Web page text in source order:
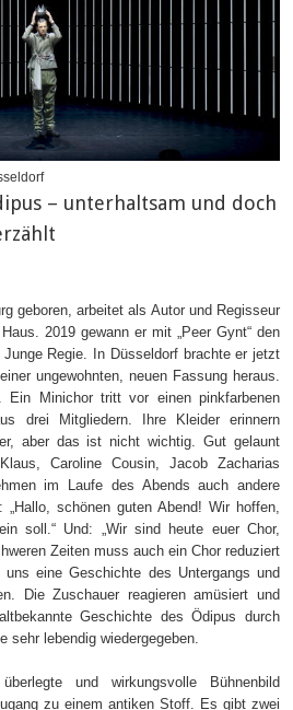
– unterhaltsam und doch
geboren, arbeitet als Autor und Regisseur
2019 gewann er mit „Peer Gynt“ den
Regie. In Düsseldorf brachte er jetzt
ungewohnten, neuen Fassung heraus.
Ein Minichor tritt vor einen pinkfarbenen
drei Mitgliedern. Ihre Kleider erinnern
aber das ist nicht wichtig. Gut gelaunt
Caroline Cousin, Jacob Zacharias
im Laufe des Abends auch andere
schönen guten Abend! Wir hoffen,
soll.“ Und: „Wir sind heute euer Chor,
Zeiten muss auch ein Chor reduziert
eine Geschichte des Untergangs und
Die Zuschauer reagieren amüsiert und
Geschichte des Ödipus durch
sehr lebendig wiedergegeben.
und wirkungsvolle Bühnenbild
zu einem antiken Stoff. Es gibt zwei